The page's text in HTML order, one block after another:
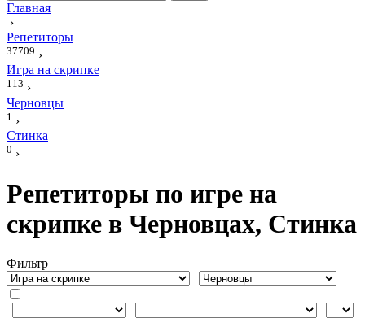
Главная
›
Репетиторы
37709 ›
Игра на скрипке
113 ›
Черновцы
1 ›
Стинка
0 ›
Репетиторы по игре на
скрипке в Черновцах, Стинка
Фильтр